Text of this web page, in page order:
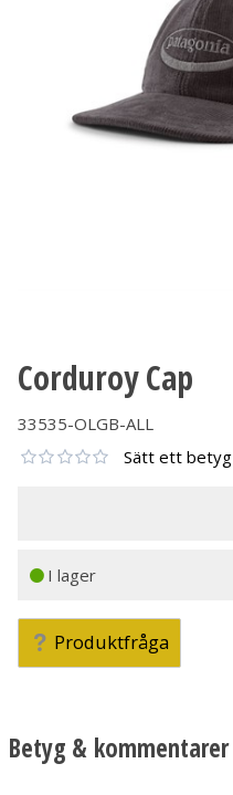
Corduroy Cap
33535-OLGB-ALL
Sätt ett betyg
I lager
Produktfråga
Betyg & kommentarer